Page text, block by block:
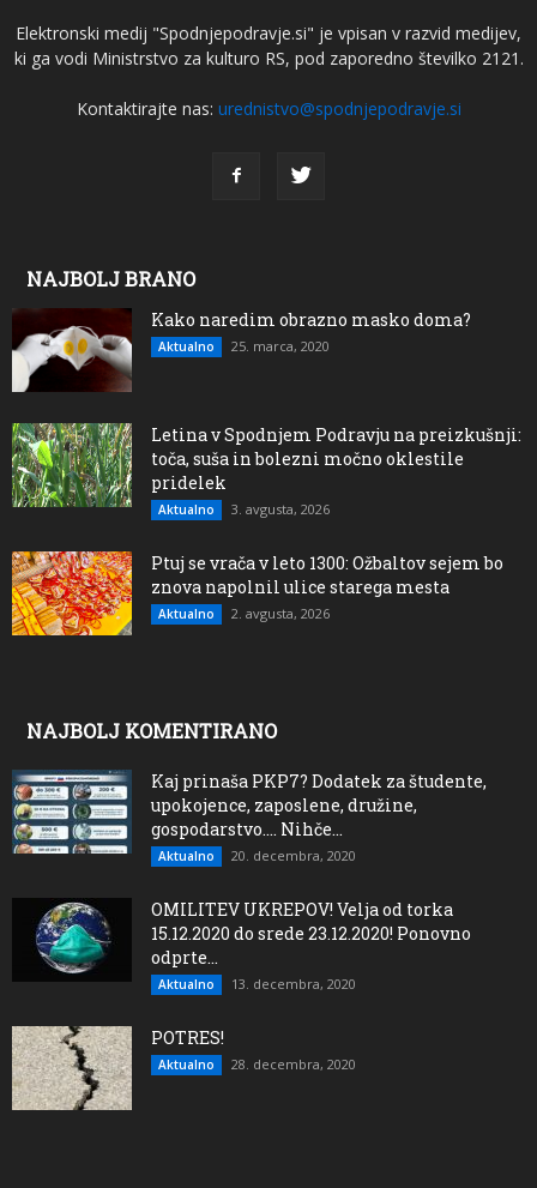
Elektronski medij "Spodnjepodravje.si" je vpisan v razvid medijev,
ki ga vodi Ministrstvo za kulturo RS, pod zaporedno številko 2121.
Kontaktirajte nas: urednistvo@spodnjepodravje.si
NAJBOLJ BRANO
Kako naredim obrazno masko doma?
Aktualno 25. marca, 2020
Letina v Spodnjem Podravju na preizkušnji:
toča, suša in bolezni močno oklestile
pridelek
Aktualno 3. avgusta, 2026
Ptuj se vrača v leto 1300: Ožbaltov sejem bo
znova napolnil ulice starega mesta
Aktualno 2. avgusta, 2026
NAJBOLJ KOMENTIRANO
Kaj prinaša PKP7? Dodatek za študente,
upokojence, zaposlene, družine,
gospodarstvo…. Nihče...
Aktualno 20. decembra, 2020
OMILITEV UKREPOV! Velja od torka
15.12.2020 do srede 23.12.2020! Ponovno
odprte...
Aktualno 13. decembra, 2020
POTRES!
Aktualno 28. decembra, 2020